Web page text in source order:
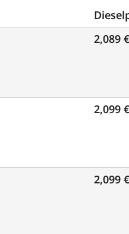
2,089 €
2,099 €
2,099 €